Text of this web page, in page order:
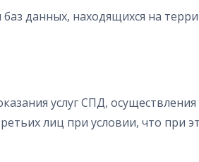
данных, находящихся на
услуг СПД,
лиц при условии, что при